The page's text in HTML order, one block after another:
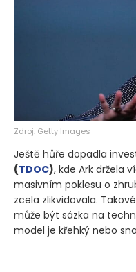
Zdroj: Getty Images
Ještě hůře dopadla
(TDOC), kde Ark držela
masivním poklesu o
zcela zlikvidovala.
může být sázka na
model je křehký nebo